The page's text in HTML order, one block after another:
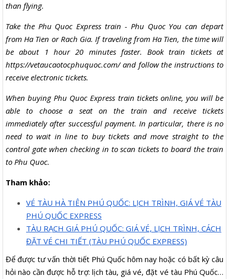
than flying.
Take the Phu Quoc Express train - Phu Quoc You can depart
from Ha Tien or Rach Gia. If traveling from Ha Tien, the time will
be about 1 hour 20 minutes faster. Book train tickets at
https://vetaucaotocphuquoc.com/ and follow the instructions to
receive electronic tickets.
When buying Phu Quoc Express train tickets online, you will be
able to choose a seat on the train and receive tickets
immediately after successful payment. In particular, there is no
need to wait in line to buy tickets and move straight to the
control gate when checking in to scan tickets to board the train
to Phu Quoc.
Tham khảo:
VÉ TÀU HÀ TIÊN PHÚ QUỐC: LỊCH TRÌNH, GIÁ VÉ TÀU
PHÚ QUỐC EXPRESS
TÀU RẠCH GIÁ PHÚ QUỐC: GIÁ VÉ, LỊCH TRÌNH, CÁCH
ĐẶT VÉ CHI TIẾT (TÀU PHÚ QUỐC EXPRESS)
Để được tư vấn thời tiết Phú Quốc hôm nay hoặc có bất kỳ câu
hỏi nào cần được hỗ trợ: lịch tàu, giá vé, đặt vé tàu Phú Quốc…